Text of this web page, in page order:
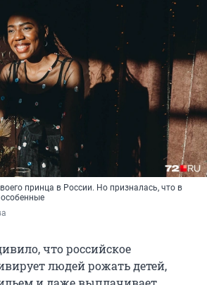
принца в России. Но призналась, что в
что российское
людей рожать детей,